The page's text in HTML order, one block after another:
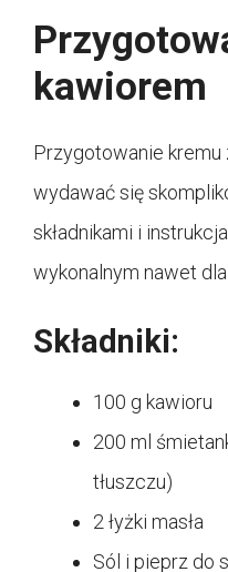
kawiorem
Przygotowanie kremu
wydawać się
składnikami i
wykonalnym nawet
Składniki:
100 g kawioru
200 ml
tłuszczu)
2 łyżki masła
Sól i pieprz do